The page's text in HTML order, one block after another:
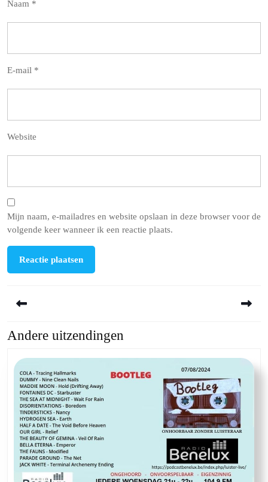
Naam *
E-mail *
Website
Mijn naam, e-mailadres en website opslaan in deze browser voor de
volgende keer wanneer ik een reactie plaats.
Previous
Andere uitzendingen